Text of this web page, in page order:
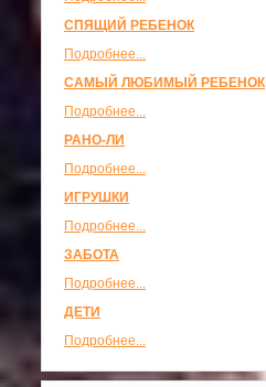
СПЯЩИЙ РЕБЕНОК
Подробнее...
САМЫЙ ЛЮБИМЫЙ РЕБЕНОК
Подробнее...
РАНО-ЛИ
Подробнее...
ИГРУШКИ
Подробнее...
ЗАБОТА
Подробнее...
ДЕТИ
Подробнее...